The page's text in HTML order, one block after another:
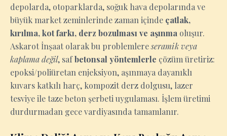
depolarda, otoparklarda, soğuk hava depolarında ve
büyük market zeminlerinde zaman içinde çatlak,
kırılma, kot farkı, derz bozulması ve aşınma oluşur.
Askarot İnşaat olarak bu problemlereseramik veya
kaplama değil, safbetonsal yöntemlerle çözüm üretiriz:
epoksi/poliüretan enjeksiyon, aşınmaya dayanıklı
kuvars katkılı harç, kompozit derz dolgusu, lazer
tesviye ile taze beton şerbeti uygulaması. İşlem üretimi
durdurmadan gece vardiyasında tamamlanır.